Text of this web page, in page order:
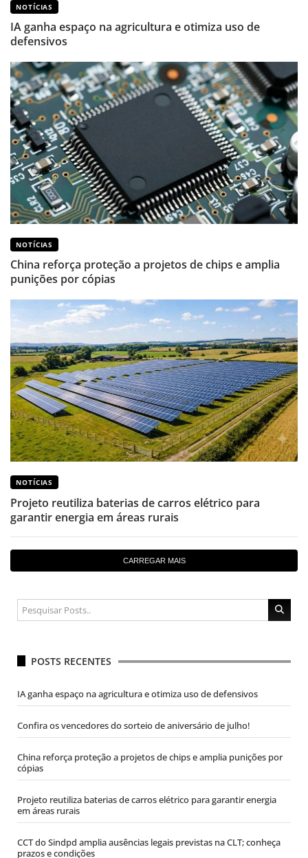
NOTÍCIAS
IA ganha espaço na agricultura e otimiza uso de
defensivos
NOTÍCIAS
China reforça proteção a projetos de chips e amplia
punições por cópias
NOTÍCIAS
Projeto reutiliza baterias de carros elétrico para
garantir energia em áreas rurais
CARREGAR MAIS
POSTS RECENTES
IA ganha espaço na agricultura e otimiza uso de defensivos
Confira os vencedores do sorteio de aniversário de julho!
China reforça proteção a projetos de chips e amplia punições por
cópias
Projeto reutiliza baterias de carros elétrico para garantir energia
em áreas rurais
CCT do Sindpd amplia ausências legais previstas na CLT; conheça
prazos e condições